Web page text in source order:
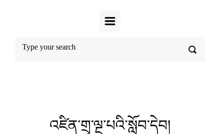
འཛིན་གྲྭ་ལྔ་པའི་སློབ་དེབ།